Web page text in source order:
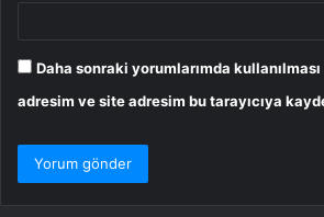
Daha sonraki yorumlarımda
adresim ve site adresim bu tarayıcıya